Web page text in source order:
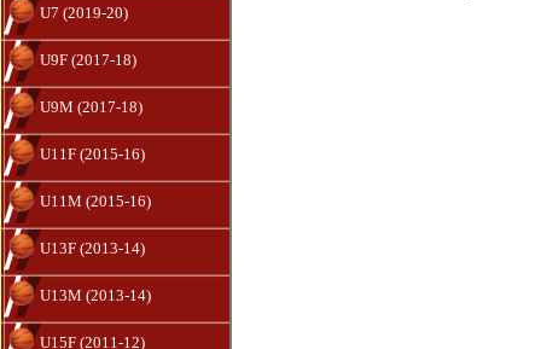
U7 (2019-20)
U9F (2017-18)
U9M (2017-18)
U11F (2015-16)
U11M (2015-16)
U13F (2013-14)
U13M (2013-14)
U15F (2011-12)